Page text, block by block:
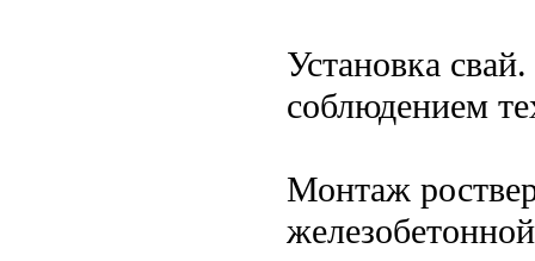
Установка
соблюдением
Монтаж